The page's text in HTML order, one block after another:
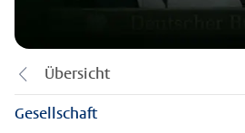
Übersicht
Gesellschaft